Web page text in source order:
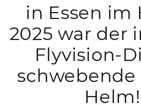
in Essen im
2025 war der
Flyvision-
Helm!